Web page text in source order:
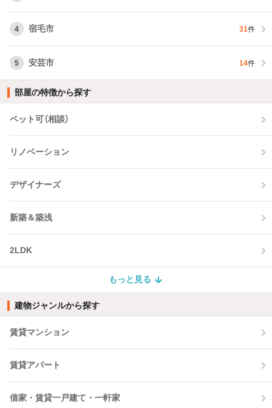
4 宿毛市 31件
5 安芸市 14件
部屋の特徴から探す
ペット可（相談）
リノベーション
デザイナーズ
新築＆築浅
2LDK
もっと見る
建物ジャンルから探す
賃貸マンション
賃貸アパート
借家・賃貸一戸建て・一軒家